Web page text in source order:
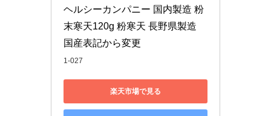
ヘルシーカンパニー 国内製造 粉
末寒天120g 粉寒天 長野県製造
国産表記から変更
1-027
楽天市場で見る